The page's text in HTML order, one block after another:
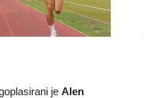
je Alen